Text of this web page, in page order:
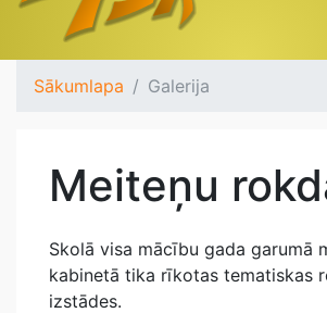
Sākumlapa Galerija
Meiteņu
Skolā visa mācību gada garumā
kabinetā tika rīkotas tematiskas
izstādes.